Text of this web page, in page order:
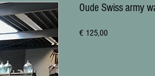
Oude Swiss army
€ 125,00Prijs